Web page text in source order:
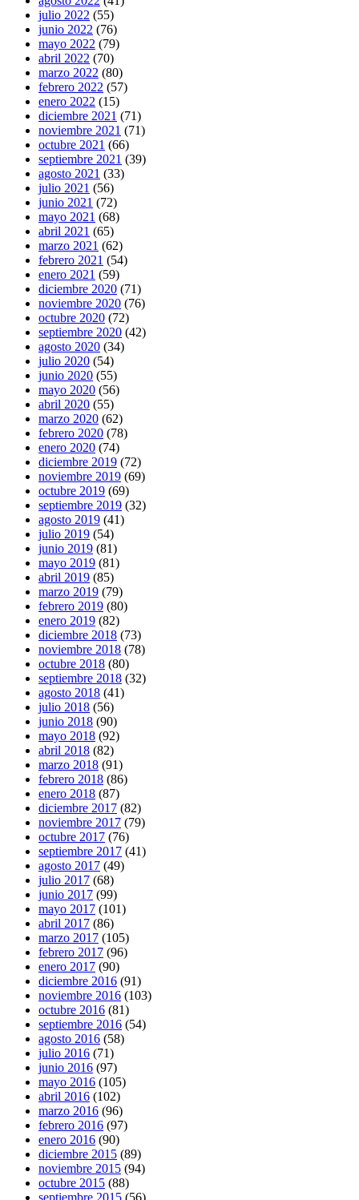
julio 2022 (55)
junio 2022 (76)
mayo 2022 (79)
abril 2022 (70)
marzo 2022 (80)
febrero 2022 (57)
enero 2022 (15)
diciembre 2021 (71)
noviembre 2021 (71)
octubre 2021 (66)
septiembre 2021 (39)
agosto 2021 (33)
julio 2021 (56)
junio 2021 (72)
mayo 2021 (68)
abril 2021 (65)
marzo 2021 (62)
febrero 2021 (54)
enero 2021 (59)
diciembre 2020 (71)
noviembre 2020 (76)
octubre 2020 (72)
septiembre 2020 (42)
agosto 2020 (34)
julio 2020 (54)
junio 2020 (55)
mayo 2020 (56)
abril 2020 (55)
marzo 2020 (62)
febrero 2020 (78)
enero 2020 (74)
diciembre 2019 (72)
noviembre 2019 (69)
octubre 2019 (69)
septiembre 2019 (32)
agosto 2019 (41)
julio 2019 (54)
junio 2019 (81)
mayo 2019 (81)
abril 2019 (85)
marzo 2019 (79)
febrero 2019 (80)
enero 2019 (82)
diciembre 2018 (73)
noviembre 2018 (78)
octubre 2018 (80)
septiembre 2018 (32)
agosto 2018 (41)
julio 2018 (56)
junio 2018 (90)
mayo 2018 (92)
abril 2018 (82)
marzo 2018 (91)
febrero 2018 (86)
enero 2018 (87)
diciembre 2017 (82)
noviembre 2017 (79)
octubre 2017 (76)
septiembre 2017 (41)
agosto 2017 (49)
julio 2017 (68)
junio 2017 (99)
mayo 2017 (101)
abril 2017 (86)
marzo 2017 (105)
febrero 2017 (96)
enero 2017 (90)
diciembre 2016 (91)
noviembre 2016 (103)
octubre 2016 (81)
septiembre 2016 (54)
agosto 2016 (58)
julio 2016 (71)
junio 2016 (97)
mayo 2016 (105)
abril 2016 (102)
marzo 2016 (96)
febrero 2016 (97)
enero 2016 (90)
diciembre 2015 (89)
noviembre 2015 (94)
octubre 2015 (88)
septiembre 2015 (56)